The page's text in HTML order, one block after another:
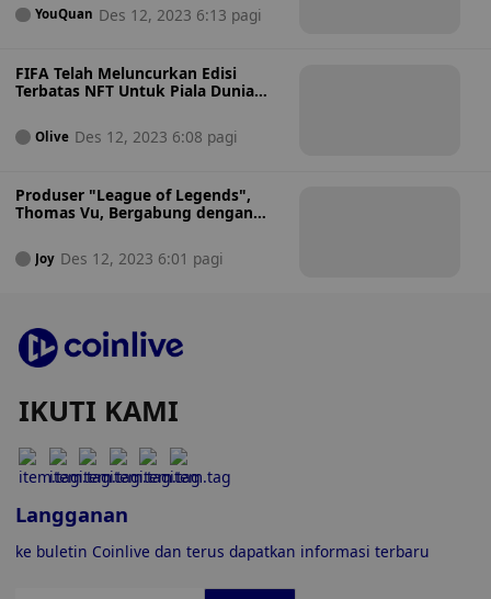
YouQuan Des 12, 2023 6:13 pagi
FIFA Telah Meluncurkan Edisi
Terbatas NFT Untuk Piala Dunia
Olive Des 12, 2023 6:08 pagi
Produser "League of Legends",
Thomas Vu, Bergabung dengan
Metaverse
Joy Des 12, 2023 6:01 pagi
IKUTI KAMI
Langganan
ke buletin Coinlive dan terus dapatkan informasi terbaru